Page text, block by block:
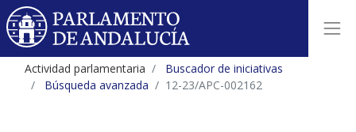
Actividad parlamentaria
Buscador de iniciativas
Búsqueda avanzada
12-23/APC-002162